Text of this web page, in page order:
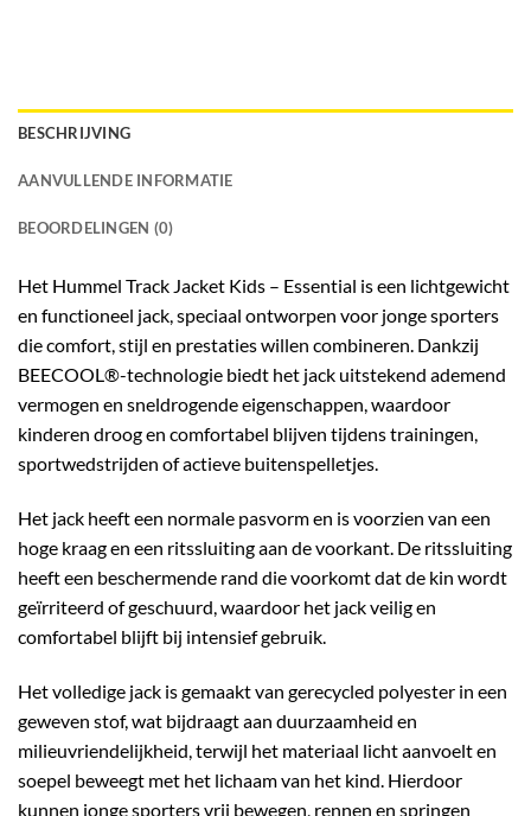
BESCHRIJVING
AANVULLENDE INFORMATIE
BEOORDELINGEN (0)
Het Hummel Track Jacket Kids – Essential is een lichtgewicht
en functioneel jack, speciaal ontworpen voor jonge sporters
die comfort, stijl en prestaties willen combineren. Dankzij
BEECOOL®-technologie biedt het jack uitstekend ademend
vermogen en sneldrogende eigenschappen, waardoor
kinderen droog en comfortabel blijven tijdens trainingen,
sportwedstrijden of actieve buitenspelletjes.
Het jack heeft een normale pasvorm en is voorzien van een
hoge kraag en een ritssluiting aan de voorkant. De ritssluiting
heeft een beschermende rand die voorkomt dat de kin wordt
geïrriteerd of geschuurd, waardoor het jack veilig en
comfortabel blijft bij intensief gebruik.
Het volledige jack is gemaakt van gerecycled polyester in een
geweven stof, wat bijdraagt aan duurzaamheid en
milieuvriendelijkheid, terwijl het materiaal licht aanvoelt en
soepel beweegt met het lichaam van het kind. Hierdoor
kunnen jonge sporters vrij bewegen, rennen en springen